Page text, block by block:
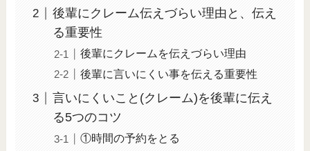
後輩にクレーム伝えづらい理由と、伝え
る重要性
後輩にクレームを伝えづらい理由
後輩に言いにくい事を伝える重要性
言いにくいこと(クレーム)を後輩に伝え
る5つのコツ
①時間の予約をとる